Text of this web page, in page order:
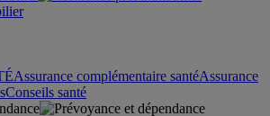
Assurance complémentaire santéAssurance
Conseils santé